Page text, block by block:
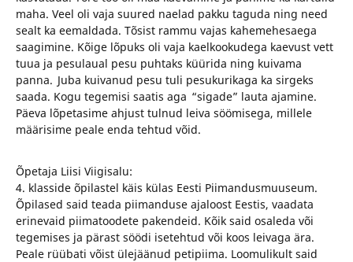
maha. Veel oli vaja suured naelad pakku taguda ning need
sealt ka eemaldada. Tõsist rammu vajas kahemehesaega
saagimine. Kõige lõpuks oli vaja kaelkookudega kaevust vett
tuua ja pesulaual pesu puhtaks küürida ning kuivama
panna. Juba kuivanud pesu tuli pesukurikaga ka sirgeks
saada. Kogu tegemisi saatis aga “sigade” lauta ajamine.
Päeva lõpetasime ahjust tulnud leiva söömisega, millele
määrisime peale enda tehtud võid.
Õpetaja Liisi Viigisalu:
4. klasside õpilastel käis külas Eesti Piimandusmuuseum.
Õpilased said teada piimanduse ajaloost Eestis, vaadata
erinevaid piimatoodete pakendeid. Kõik said osaleda või
tegemises ja pärast söödi isetehtud või koos leivaga ära.
Peale rüübati võist ülejäänud petipiima. Loomulikult said